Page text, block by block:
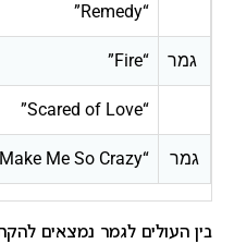
“Remedy”
גמר “Fire”
“Scared of Love”
גמר “You Make Me So Crazy”
בין העולים לגמר נמצאים